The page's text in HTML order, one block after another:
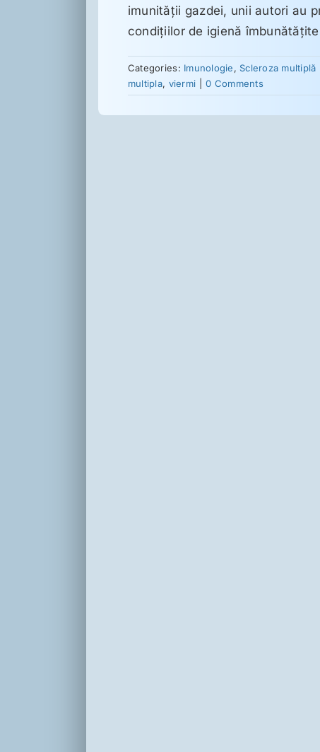
imunităţii gazdei, unii autori au
condiţiilor de igienă
Categories: Imunologie, Scleroza multiplă
multipla, viermi 0 Comments